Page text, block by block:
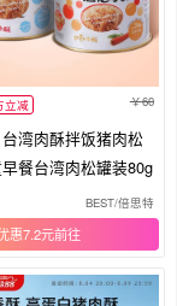
立减 60
台湾肉酥拌饭猪肉松
餐台湾肉松罐装80g
BEST/倍思特
惠7.2元